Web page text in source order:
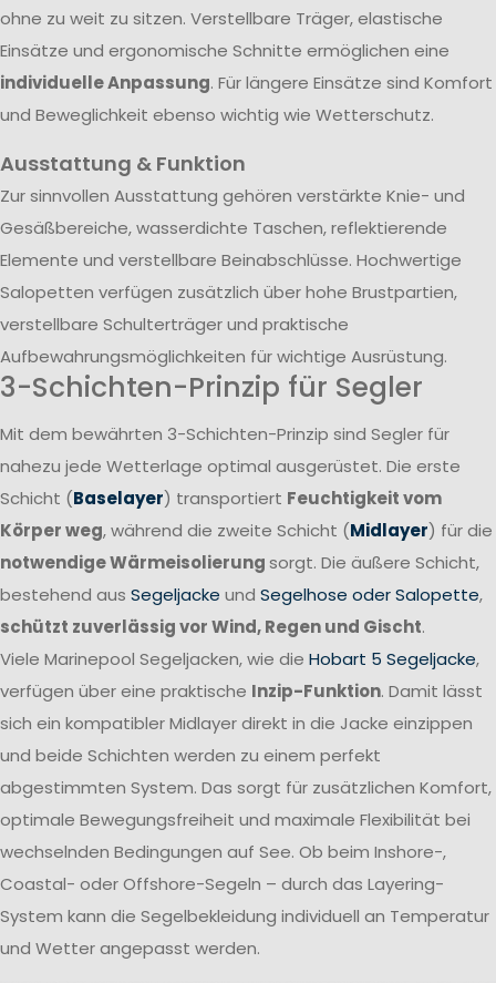
ohne zu weit zu sitzen. Verstellbare Träger, elastische
Einsätze und ergonomische Schnitte ermöglichen eine
individuelle Anpassung. Für längere Einsätze sind Komfort
und Beweglichkeit ebenso wichtig wie Wetterschutz.
Ausstattung & Funktion
Zur sinnvollen Ausstattung gehören verstärkte Knie- und
Gesäßbereiche, wasserdichte Taschen, reflektierende
Elemente und verstellbare Beinabschlüsse. Hochwertige
Salopetten verfügen zusätzlich über hohe Brustpartien,
verstellbare Schulterträger und praktische
Aufbewahrungsmöglichkeiten für wichtige Ausrüstung.
3-Schichten-Prinzip für Segler
Mit dem bewährten 3-Schichten-Prinzip sind Segler für
nahezu jede Wetterlage optimal ausgerüstet. Die erste
Schicht (Baselayer) transportiert Feuchtigkeit vom
Körper weg, während die zweite Schicht (Midlayer) für die
notwendige Wärmeisolierungsorgt. Die äußere Schicht,
bestehend aus Segeljacke und Segelhose oder Salopette,
schützt zuverlässig vor Wind, Regen und Gischt.
Viele Marinepool Segeljacken, wie die Hobart 5 Segeljacke,
verfügen über eine praktische Inzip-Funktion. Damit lässt
sich ein kompatibler Midlayer direkt in die Jacke einzippen
und beide Schichten werden zu einem perfekt
abgestimmten System. Das sorgt für zusätzlichen Komfort,
optimale Bewegungsfreiheit und maximale Flexibilität bei
wechselnden Bedingungen auf See. Ob beim Inshore-,
Coastal- oder Offshore-Segeln – durch das Layering-
System kann die Segelbekleidung individuell an Temperatur
und Wetter angepasst werden.